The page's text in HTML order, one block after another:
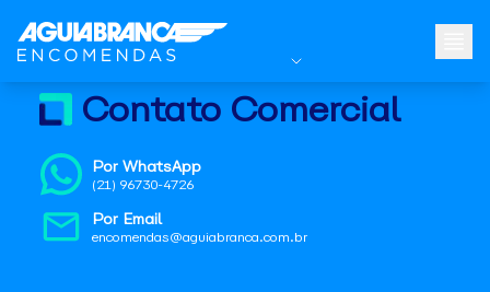
Contato Comercial
Por WhatsApp
(21) 96730-4726
Por Email
encomendas@aguiabranca.com.br